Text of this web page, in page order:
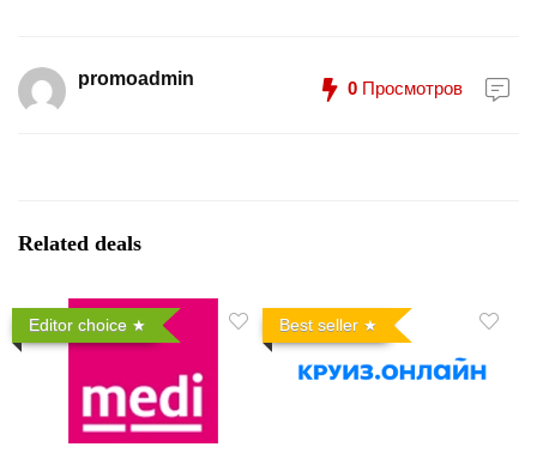
promoadmin 0 Просмотров
Related deals
Editor choice Best seller